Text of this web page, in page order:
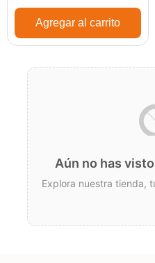
Agregar al carrito
Aún no has
Explora nuestra tienda,